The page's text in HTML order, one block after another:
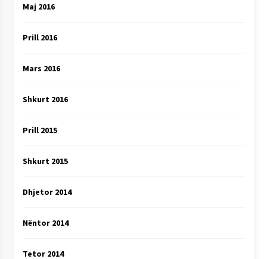
Maj 2016
Prill 2016
Mars 2016
Shkurt 2016
Prill 2015
Shkurt 2015
Dhjetor 2014
Nëntor 2014
Tetor 2014